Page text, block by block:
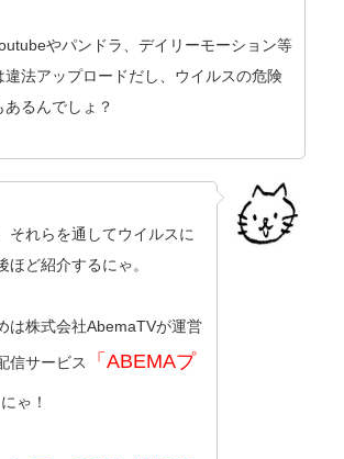
やパンドラ、デイリーモーション等
違法アップロードだし、ウイルスの危険
あるんでしょ？
それらを通してウイルスに
ほど紹介するにゃ。
は株式会社AbemaTVが運営
信サービス
「ABEMAプ
にゃ！